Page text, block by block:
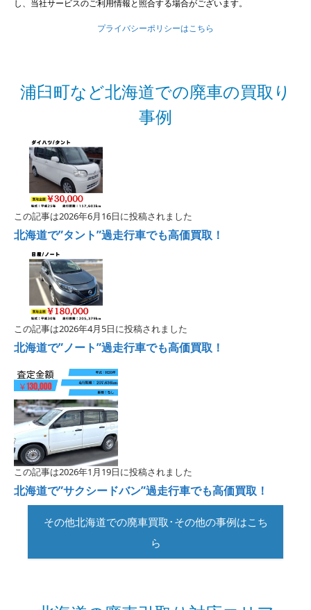
し、当社サービスのご利用情報と照合する場合がございます。
プライバシーポリシーはこちら
浦臼町など北海道での廃車の買取り
事例
この記事は2026年6月16日に投稿されました
北海道で”タント”過走行車でも高価買取！
この記事は2026年4月5日に投稿されました
北海道で”ノート”過走行車でも高価買取！
この記事は2026年1月19日に投稿されました
北海道で”サクシードバン”過走行車でも高価買取！
その他北海道での廃車買取･その他の事例はこち
ら